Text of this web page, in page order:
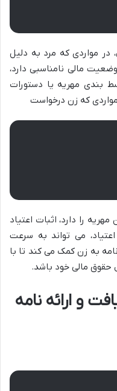
در مواردی که مرد به دلیل
مالی نامناسبی دارد،
بندی مهریه یا دستورات
که زن درخواست
را دارد، اثبات اعتیاد
اعتیاد، می تواند به سرعت
به زن کمک می کند تا با
حقوق مالی خود باشد.
و ارائه نامه